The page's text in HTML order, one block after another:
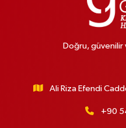
Doğru, güvenilir
Ali Riza Efendi
+90